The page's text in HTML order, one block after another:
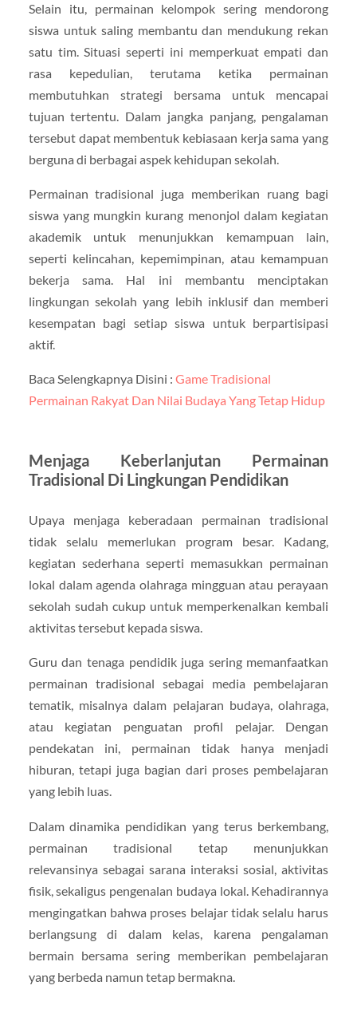
Selain itu, permainan kelompok sering mendorong
siswa untuk saling membantu dan mendukung rekan
satu tim. Situasi seperti ini memperkuat empati dan
rasa kepedulian, terutama ketika permainan
membutuhkan strategi bersama untuk mencapai
tujuan tertentu. Dalam jangka panjang, pengalaman
tersebut dapat membentuk kebiasaan kerja sama yang
berguna di berbagai aspek kehidupan sekolah.
Permainan tradisional juga memberikan ruang bagi
siswa yang mungkin kurang menonjol dalam kegiatan
akademik untuk menunjukkan kemampuan lain,
seperti kelincahan, kepemimpinan, atau kemampuan
bekerja sama. Hal ini membantu menciptakan
lingkungan sekolah yang lebih inklusif dan memberi
kesempatan bagi setiap siswa untuk berpartisipasi
aktif.
Baca Selengkapnya Disini : Game Tradisional
Permainan Rakyat Dan Nilai Budaya Yang Tetap Hidup
Menjaga Keberlanjutan Permainan
Tradisional Di Lingkungan Pendidikan
Upaya menjaga keberadaan permainan tradisional
tidak selalu memerlukan program besar. Kadang,
kegiatan sederhana seperti memasukkan permainan
lokal dalam agenda olahraga mingguan atau perayaan
sekolah sudah cukup untuk memperkenalkan kembali
aktivitas tersebut kepada siswa.
Guru dan tenaga pendidik juga sering memanfaatkan
permainan tradisional sebagai media pembelajaran
tematik, misalnya dalam pelajaran budaya, olahraga,
atau kegiatan penguatan profil pelajar. Dengan
pendekatan ini, permainan tidak hanya menjadi
hiburan, tetapi juga bagian dari proses pembelajaran
yang lebih luas.
Dalam dinamika pendidikan yang terus berkembang,
permainan tradisional tetap menunjukkan
relevansinya sebagai sarana interaksi sosial, aktivitas
fisik, sekaligus pengenalan budaya lokal. Kehadirannya
mengingatkan bahwa proses belajar tidak selalu harus
berlangsung di dalam kelas, karena pengalaman
bermain bersama sering memberikan pembelajaran
yang berbeda namun tetap bermakna.